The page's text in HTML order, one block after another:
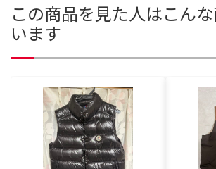
この商品を見た人はこん
います